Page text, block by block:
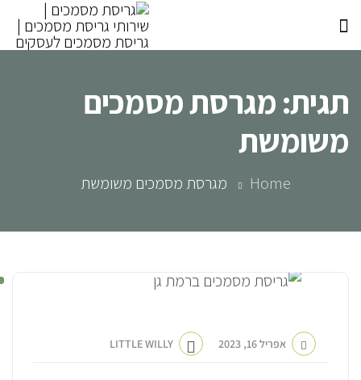
תגית:מגרסת מסמכים
משומשת
Home מגרסת מסמכים משומשת
אפריל 16, 2023 LITTLE WILLY